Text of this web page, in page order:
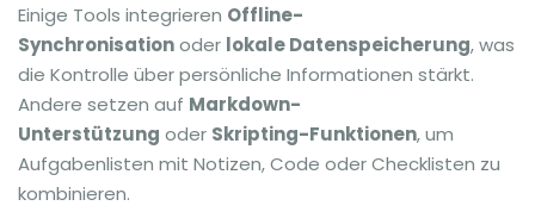
Einige Tools integrieren Offline-
Synchronisationoder lokale Datenspeicherung, was
die Kontrolle über persönliche Informationen stärkt.
Andere setzen auf Markdown-
Unterstützung oder Skripting-Funktionen, um
Aufgabenlisten mit Notizen, Code oder Checklisten zu
kombinieren.